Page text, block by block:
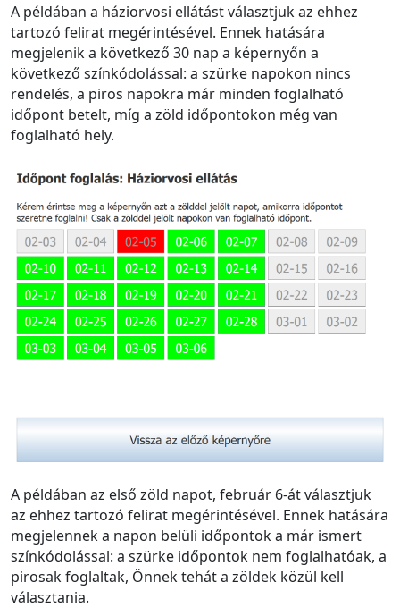
A példában a háziorvosi ellátást választjuk az ehhez
tartozó felirat megérintésével. Ennek hatására
megjelenik a következő 30 nap a képernyőn a
következő színkódolással: a szürke napokon nincs
rendelés, a piros napokra már minden foglalható
időpont betelt, míg a zöld időpontokon még van
foglalható hely.
A példában az első zöld napot, február 6-át választjuk
az ehhez tartozó felirat megérintésével. Ennek hatására
megjelennek a napon belüli időpontok a már ismert
színkódolással: a szürke időpontok nem foglalhatóak, a
pirosak foglaltak, Önnek tehát a zöldek közül kell
választania.